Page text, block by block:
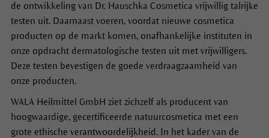
de ontwikkeling van Dr. Hauschka Cosmetica vrijwillig talrijke
testen uit. Daarnaast voeren, voordat nieuwe cosmetica
producten op de markt komen, onafhankelijke instituten in
onze opdracht dermatologische testen uit met vrijwilligers.
Deze testen bevestigen de goede verdraagzaamheid van
onze producten.
WALA Heilmittel GmbH ziet zichzelf als producent van
hoogwaardige, gecertificeerde natuurcosmetica met een
grote ethische verantwoordelijkheid. In het kader van de